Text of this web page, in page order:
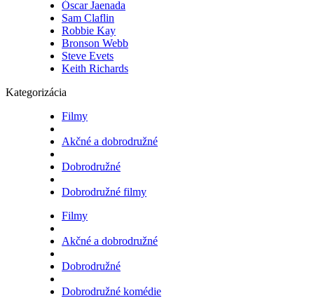
Óscar Jaenada
Sam Claflin
Robbie Kay
Bronson Webb
Steve Evets
Keith Richards
Kategorizácia
Filmy
Akčné a dobrodružné
Dobrodružné
Dobrodružné filmy
Filmy
Akčné a dobrodružné
Dobrodružné
Dobrodružné komédie